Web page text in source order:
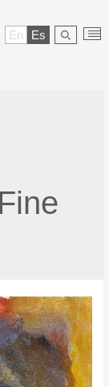
En Es